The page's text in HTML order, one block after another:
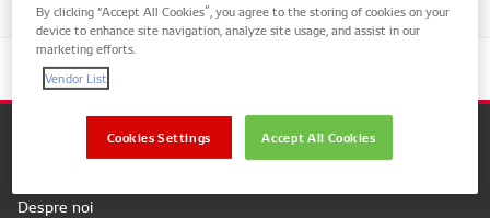
Companie
Despre noi
By clicking “Accept All Cookies”, you agree to the storing of cookies on your
device to enhance site navigation, analyze site usage, and assist in our
marketing efforts.
Vendor List
Accept All Cookies
Cookies Settings